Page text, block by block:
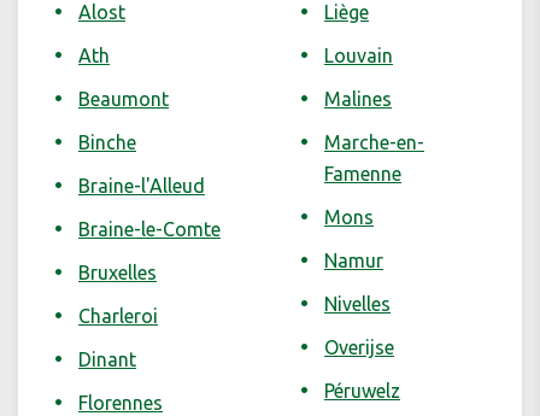
Alost
Ath
Beaumont
Binche
Braine-l'Alleud
Braine-le-Comte
Bruxelles
Charleroi
Dinant
Florennes
Liège
Louvain
Malines
Marche-en-
Famenne
Mons
Namur
Nivelles
Overijse
Péruwelz